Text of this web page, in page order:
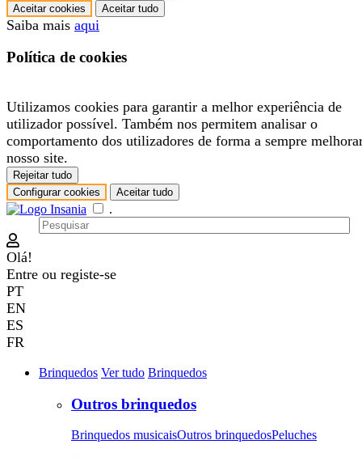
Aceitar cookies Aceitar tudo
Saiba mais aqui
Política de cookies
Utilizamos cookies para garantir a melhor experiência de
utilizador possível. Também nos permitem analisar o
comportamento dos utilizadores de forma a sempre
nosso site.
Rejeitar tudo
Configurar cookies
Aceitar tudo
.
Olá!
Entre ou registe-se
PT
EN
ES
FR
Brinquedos Ver tudo Brinquedos
Outros brinquedos
Brinquedos musicaisOutros brinquedosPeluches